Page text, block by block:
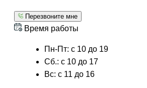
Перезвоните мне
Время работы
Пн-Пт: с 10 до 19
Сб.: с 10 до 17
Вс: с 11 до 16